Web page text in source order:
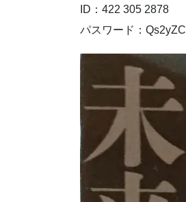
ID：422 305 2878
パスワード：Qs2yZC